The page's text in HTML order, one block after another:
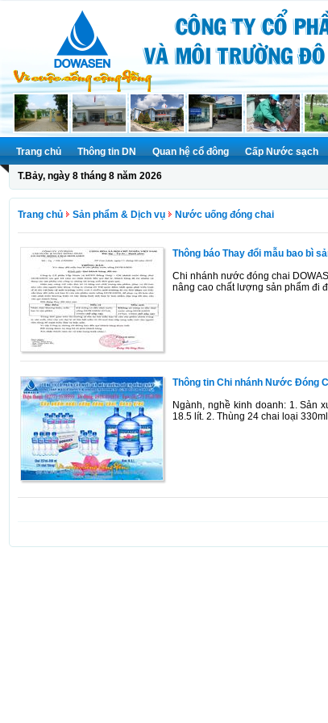
Trang chủ Thông tin DN Quan hệ cổ đông Cấp Nước sạch
T.Bảy, ngày 8 tháng 8 năm 2026
Trang chủ Sản phẩm & Dịch vụ Nước uống đóng chai
Thông báo Thay đổi mẫu bao bì
Chi nhánh nước đóng chai
nâng cao chất lượng sản phẩm đi
Thông tin Chi nhánh Nước Đóng
Ngành, nghề kinh doanh: 1. Sản
18.5 lít. 2. Thùng 24 chai loại